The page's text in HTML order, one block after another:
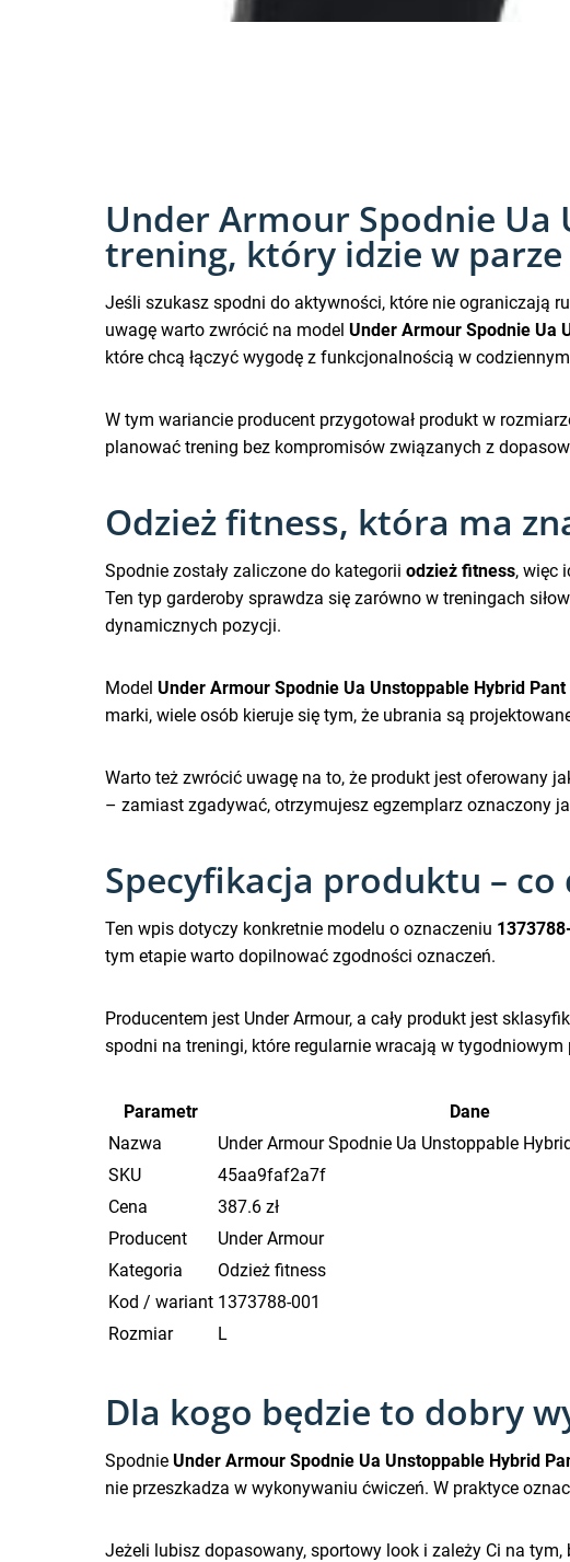
Under Armour Spodnie Ua
trening, który idzie w
Jeśli szukasz spodni do aktywności, które nie ograniczają
uwagę warto zwrócić na model Under Armour Spodnie Ua
które chcą łączyć wygodę z funkcjonalnością w
W tym wariancie producent przygotował produkt w
planować trening bez kompromisów związanych z
Odzież fitness, która ma
Spodnie zostały zaliczone do kategorii odzież fitness, więc
Ten typ garderoby sprawdza się zarówno w treningach
dynamicznych pozycji.
Model Under Armour Spodnie Ua Unstoppable Hybrid Pant
marki, wiele osób kieruje się tym, że ubrania są
Warto też zwrócić uwagę na to, że produkt jest oferowany
– zamiast zgadywać, otrzymujesz egzemplarz oznaczony
Specyfikacja produktu –
Ten wpis dotyczy konkretnie modelu o oznaczeniu
tym etapie warto dopilnować zgodności oznaczeń.
Producentem jest Under Armour, a cały produkt jest
spodni na treningi, które regularnie wracają w tygodniowym
Parametr
Dane
Nazwa
Under Armour Spodnie Ua Unstoppable
SKU
45aa9faf2a7f
Cena
387.6 zł
Producent
Under Armour
Kategoria
Odzież fitness
Kod / wariant 1373788-001
Rozmiar
L
Dla kogo będzie to dobry
Spodnie Under Armour Spodnie Ua Unstoppable Hybrid
nie przeszkadza w wykonywaniu ćwiczeń. W praktyce
Jeżeli lubisz dopasowany, sportowy look i zależy Ci na